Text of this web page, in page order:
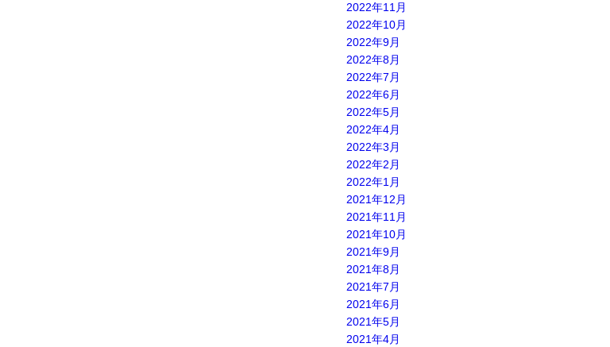
2022年11月
2022年10月
2022年9月
2022年8月
2022年7月
2022年6月
2022年5月
2022年4月
2022年3月
2022年2月
2022年1月
2021年12月
2021年11月
2021年10月
2021年9月
2021年8月
2021年7月
2021年6月
2021年5月
2021年4月